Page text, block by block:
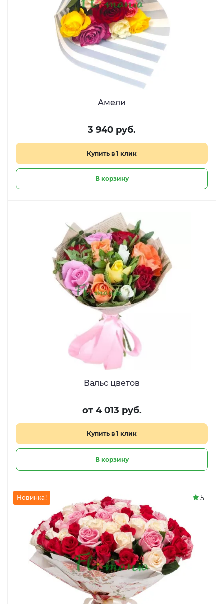
Амели
3 940 руб.
Купить в 1 клик
В корзину
Вальс цветов
от 4 013 руб.
Купить в 1 клик
В корзину
Новинка! 5